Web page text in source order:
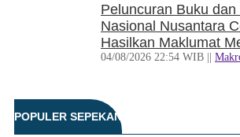
Peluncuran Buku
Nasional Nusantara
Hasilkan Maklumat
04/08/2026 22:54 WIB ||
Eksepsinya Diterima
Tifa Praperadilankan
POPULER SEPEKAN